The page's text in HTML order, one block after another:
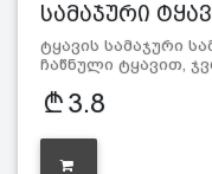
სამაჯური
ტყავის სამაჯური
ჩაწნული ტყავით,
3.8